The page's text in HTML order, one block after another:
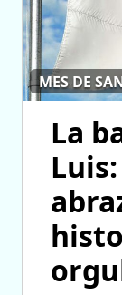
MES DE
La